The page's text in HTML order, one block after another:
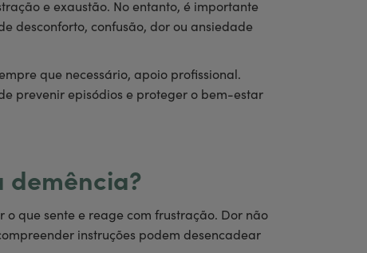
e exaustão. No entanto, é importante
desconforto, confusão, dor ou ansiedade
que necessário, apoio profissional.
prevenir episódios e proteger o bem-estar
demência?
que sente e reage com frustração. Dor não
instruções podem desencadear